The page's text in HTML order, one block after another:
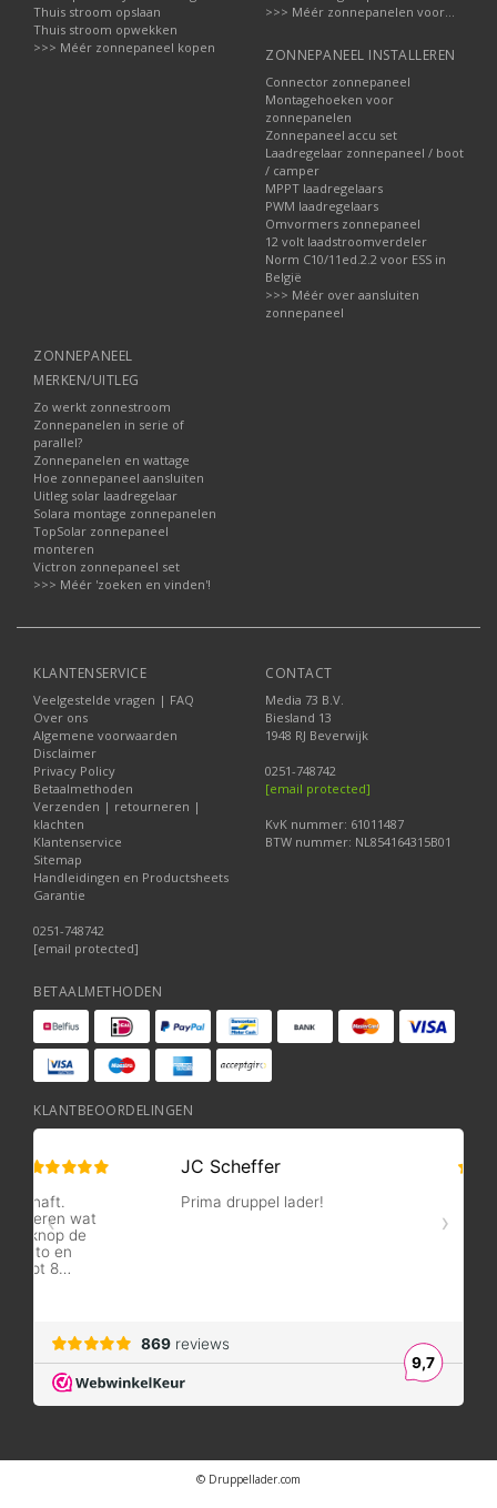
Thuis stroom opslaan
Thuis stroom opwekken
>>> Méér zonnepaneel kopen
>>> Méér zonnepanelen voor...
ZONNEPANEEL INSTALLEREN
Connector zonnepaneel
Montagehoeken voor
zonnepanelen
Zonnepaneel accu set
Laadregelaar zonnepaneel / boot
/ camper
MPPT laadregelaars
PWM laadregelaars
Omvormers zonnepaneel
12 volt laadstroomverdeler
Norm C10/11ed.2.2 voor ESS in
België
>>> Méér over aansluiten
zonnepaneel
ZONNEPANEEL
MERKEN/UITLEG
Zo werkt zonnestroom
Zonnepanelen in serie of
parallel?
Zonnepanelen en wattage
Hoe zonnepaneel aansluiten
Uitleg solar laadregelaar
Solara montage zonnepanelen
TopSolar zonnepaneel
monteren
Victron zonnepaneel set
>>> Méér 'zoeken en vinden'!
KLANTENSERVICE
Veelgestelde vragen | FAQ
Over ons
Algemene voorwaarden
Disclaimer
Privacy Policy
Betaalmethoden
Verzenden | retourneren |
klachten
Klantenservice
Sitemap
Handleidingen en Productsheets
Garantie
0251-748742
[email protected]
CONTACT
Media 73 B.V.
Biesland 13
1948 RJ Beverwijk
0251-748742
[email protected]
KvK nummer: 61011487
BTW nummer: NL854164315B01
BETAALMETHODEN
KLANTBEOORDELINGEN
© Druppellader.com